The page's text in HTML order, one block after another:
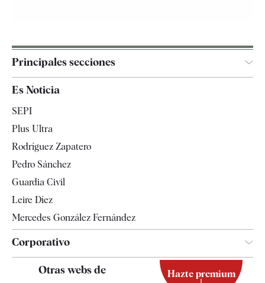
Principales secciones
España
Televisión
Es Noticia
SEPI
Plus Ultra
Rodríguez Zapatero
Pedro Sánchez
Guardia Civil
Leire Díez
Mercedes González Fernández
Corporativo
Contacto
Otras webs de Hazte premium